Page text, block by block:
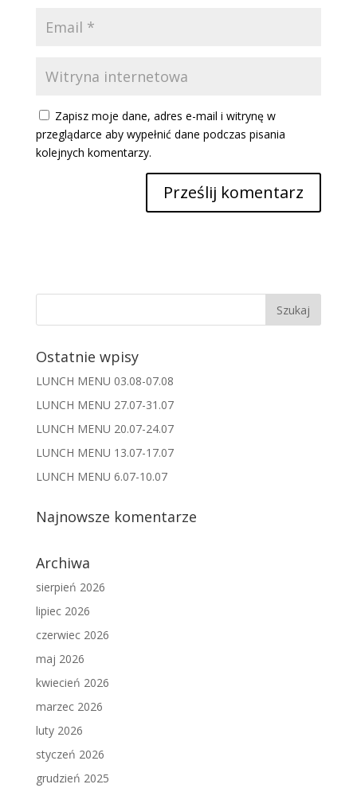
Zapisz moje dane, adres e-mail i witrynę w
przeglądarce aby wypełnić dane podczas pisania
kolejnych komentarzy.
Ostatnie wpisy
LUNCH MENU 03.08-07.08
LUNCH MENU 27.07-31.07
LUNCH MENU 20.07-24.07
LUNCH MENU 13.07-17.07
LUNCH MENU 6.07-10.07
Najnowsze komentarze
Archiwa
sierpień 2026
lipiec 2026
czerwiec 2026
maj 2026
kwiecień 2026
marzec 2026
luty 2026
styczeń 2026
grudzień 2025